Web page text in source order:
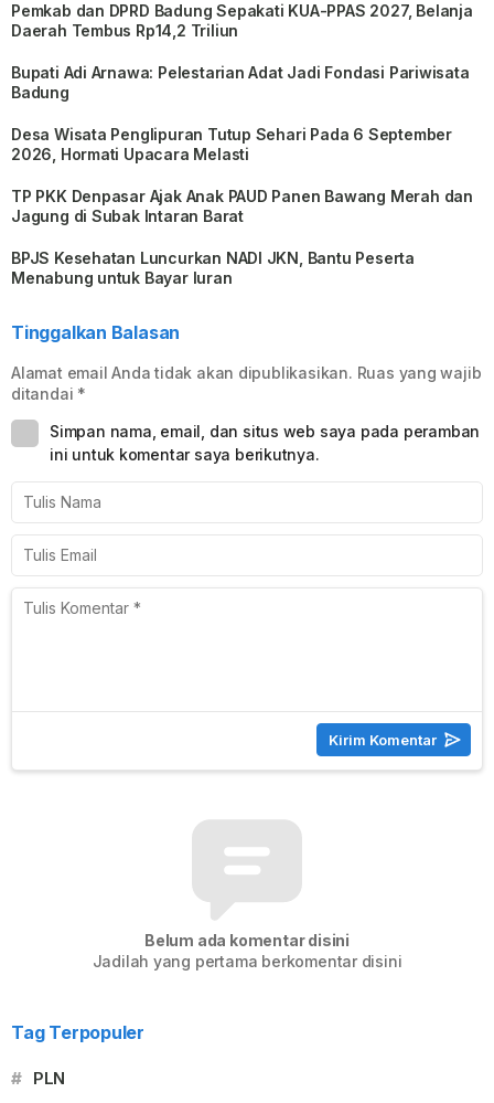
Pemkab dan DPRD Badung Sepakati KUA-PPAS 2027, Belanja
Daerah Tembus Rp14,2 Triliun
Bupati Adi Arnawa: Pelestarian Adat Jadi Fondasi Pariwisata
Badung
Desa Wisata Penglipuran Tutup Sehari Pada 6 September
2026, Hormati Upacara Melasti
TP PKK Denpasar Ajak Anak PAUD Panen Bawang Merah dan
Jagung di Subak Intaran Barat
BPJS Kesehatan Luncurkan NADI JKN, Bantu Peserta
Menabung untuk Bayar Iuran
Tinggalkan Balasan
Alamat email Anda tidak akan dipublikasikan. Ruas yang wajib
ditandai *
Simpan nama, email, dan situs web saya pada peramban
ini untuk komentar saya berikutnya.
Belum ada komentar disini
Jadilah yang pertama berkomentar disini
Tag Terpopuler
# PLN